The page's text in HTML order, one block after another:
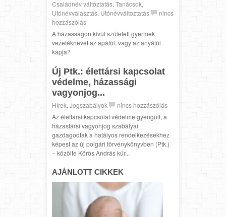
Családnév változtatás, Tanácsok,
Utónévválasztás, Utónévváltoztatás
nincs
hozzászólás
A házasságon kívül született gyermek
vezetéknevét az apától, vagy az anyától
kapja?
Új Ptk.: élettársi kapcsolat
védelme, házassági
vagyonjog...
Hírek, Jogszabályok
nincs hozzászólás
Az élettársi kapcsolat védelme gyengült, a
házastársi vagyonjog szabályai
gazdagodtak a hatályos rendelkezésekhez
képest az új polgári törvénykönyvben (Ptk.)
– közölte Kőrös András kúr...
AJÁNLOTT CIKKEK